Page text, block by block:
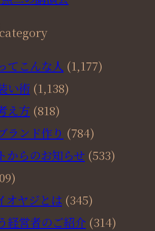
てこんな人 (1,177)
い術 (1,138)
え方 (818)
ランド作り (784)
からのお知らせ (533)
オヤジとは (345)
経営者のご紹介 (314)